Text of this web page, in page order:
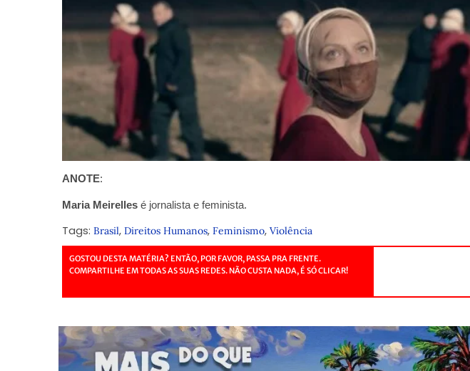
ANOTE:
Maria Meirellesé jornalista e feminista.
Tags: Brasil, Direitos Humanos, Feminismo, Violência
GOSTOU DESTA MATÉRIA? ENTÃO, POR FAVOR, PASSA PRA FRENTE.
COMPARTILHE EM TODAS AS SUAS REDES. NÃO CUSTA NADA, É SÓ CLICAR!